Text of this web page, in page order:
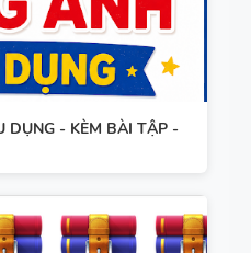
DỤNG - KÈM BÀI TẬP -